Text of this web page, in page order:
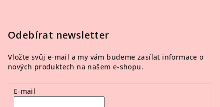
Odebírat newsletter
Vložte svůj e-mail a my vám budeme zasílat informace o
nových produktech na našem e-shopu.
E-mail